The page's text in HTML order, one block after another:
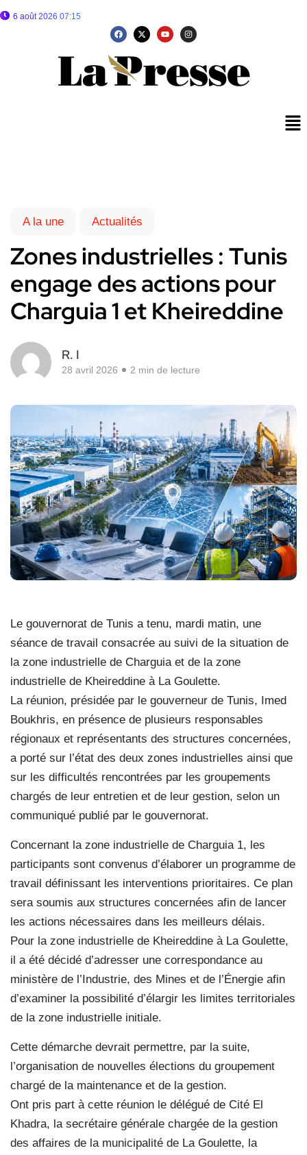
6 août 2026 07:15
A la une Actualités
Zones industrielles : Tunis
engage des actions pour
Charguia 1 et Kheireddine
R. I
28 avril 2026 2 min de lecture
Le gouvernorat de Tunis a tenu, mardi matin, une
séance de travail consacrée au suivi de la situation de
la zone industrielle de Charguia et de la zone
industrielle de Kheireddine à La Goulette.
La réunion, présidée par le gouverneur de Tunis, Imed
Boukhris, en présence de plusieurs responsables
régionaux et représentants des structures concernées,
a porté sur l’état des deux zones industrielles ainsi que
sur les difficultés rencontrées par les groupements
chargés de leur entretien et de leur gestion, selon un
communiqué publié par le gouvernorat.
Concernant la zone industrielle de Charguia 1, les
participants sont convenus d’élaborer un programme de
travail définissant les interventions prioritaires. Ce plan
sera soumis aux structures concernées afin de lancer
les actions nécessaires dans les meilleurs délais.
Pour la zone industrielle de Kheireddine à La Goulette,
il a été décidé d’adresser une correspondance au
ministère de l’Industrie, des Mines et de l’Énergie afin
d’examiner la possibilité d’élargir les limites territoriales
de la zone industrielle initiale.
Cette démarche devrait permettre, par la suite,
l’organisation de nouvelles élections du groupement
chargé de la maintenance et de la gestion.
Ont pris part à cette réunion le délégué de Cité El
Khadra, la secrétaire générale chargée de la gestion
des affaires de la municipalité de La Goulette, la